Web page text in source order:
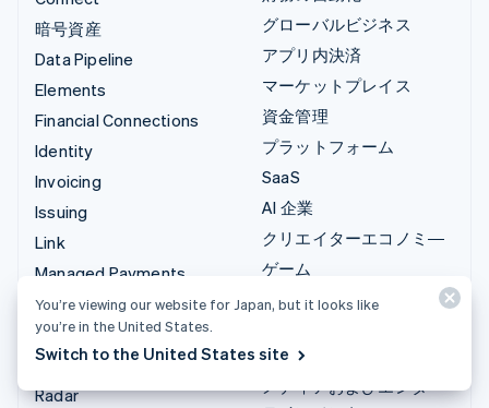
暗号資産
Data Pipeline
Elements
Financial Connections
Identity
Invoicing
Issuing
Link
Managed Payments
決済用リンク
Payments
Payouts
Radar
グローバルビジネス
アプリ内決済
マーケットプレイス
資金管理
プラットフォーム
SaaS
AI 企業
クリエイターエコノミ―
ゲーム
ホスピタリティ、旅行、
保険
メディアおよびエンター
You’re viewing our website for Japan, but it looks like
you’re in the United States.
Switch to the United States site